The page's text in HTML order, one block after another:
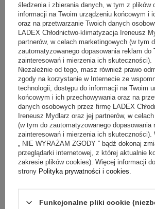
Wybierając nowoczesnelady chłodnicze,
jest rodzaj zastosowanego chłodzenia.W
lepiej sprawdzają się modele z
(wymuszonym wentylatorem), które
powrót do zadanej temperatury
ekspozycyjnych.Warto również
automatyczne odparowanie kondensatu
ułatwia codzienne mycie i dezynfekcję.
szybami niskoemisyjnymi dodatkowo
chroniąc asortyment przed nagrzewaniem.
śledzenia i zbierania danych, w tym z plików
informacji na Twoim urządzeniu końcowym i
oraz na przetwarzanie Twoich danych
LADEX Chłodnictwo-klimatyzacja Ireneusz
partnerów, w celach marketingowych (w tym
zautomatyzowanego dopasowania reklam do
zainteresowań i mierzenia ich skuteczności).
Niezależnie od tego, masz również prawo
zgody na korzystanie w Internecie ze
technologii, dostępu do informacji na Twoim
końcowym i ich przechowywania oraz na
danych osobowych przez firmę LADEX
Ireneusz Mydlarz oraz jej partnerów, w
(w tym do zautomatyzowanego dopasowania
zainteresowań i mierzenia ich skuteczności).
„ NIE WYRAŻAM ZGODY ” bądź dokonaj
przeglądarki internetowej, z której aktualnie
zakresie plików cookies). Więcej informacji
strony Polityka prywatności i cookies
Funkcjonalne pliki cookie